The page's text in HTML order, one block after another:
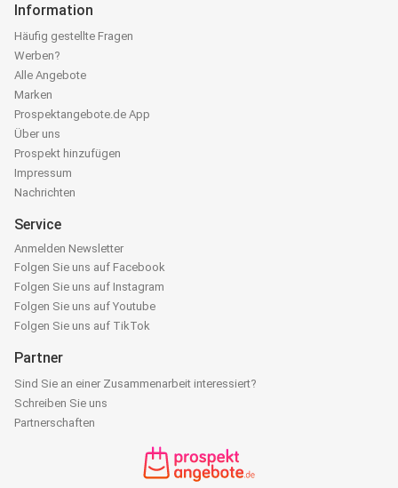
Information
Häufig gestellte Fragen
Werben?
Alle Angebote
Marken
Prospektangebote.de App
Über uns
Prospekt hinzufügen
Impressum
Nachrichten
Service
Anmelden Newsletter
Folgen Sie uns auf Facebook
Folgen Sie uns auf Instagram
Folgen Sie uns auf Youtube
Folgen Sie uns auf TikTok
Partner
Sind Sie an einer Zusammenarbeit interessiert?
Schreiben Sie uns
Partnerschaften